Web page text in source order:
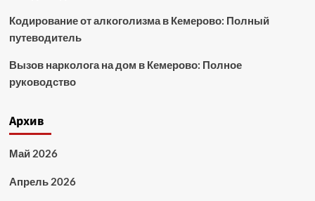
Кодирование от алкоголизма в Кемерово: Полный
путеводитель
Вызов нарколога на дом в Кемерово: Полное
руководство
Архив
Май 2026
Апрель 2026